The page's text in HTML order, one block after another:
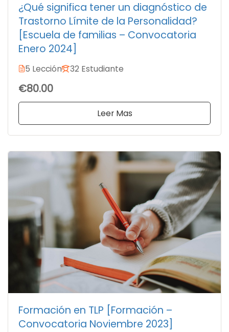
¿Qué significa tener un diagnóstico de
Trastorno Límite de la Personalidad?
[Escuela de familias – Convocatoria
Enero 2024]
5 Lección 32 Estudiante
€80.00
Leer Mas
Formación en TLP [Formación –
Convocatoria Noviembre 2023]